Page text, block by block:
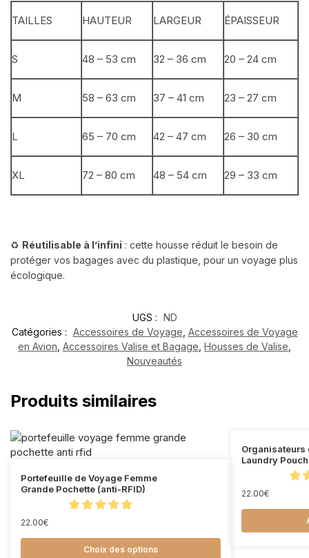
TAILLES HAUTEUR LARGEUR ÉPAISSEUR
S 48 – 53 cm 32 – 36 cm 20 – 24 cm
M 58 – 63 cm 37 – 41 cm 23 – 27 cm
L 65 – 70 cm 42 – 47 cm 26 – 30 cm
XL 72 – 80 cm 48 – 54 cm 29 – 33 cm
♻️ Réutilisable à l’infini : cette housse réduit le besoin de
protéger vos bagages avec du plastique, pour un voyage plus
écologique.
UGS : ND
Catégories : Accessoires de Voyage Accessoires de Voyage
en Avion Accessoires Valise et Bagage Housses de Valise
Nouveautés
Produits similaires
Portefeuille de Voyage Femme
Grande Pochette (anti-RFID)
22.00€
Choix des options
Organisateurs
Laundry
22.00€